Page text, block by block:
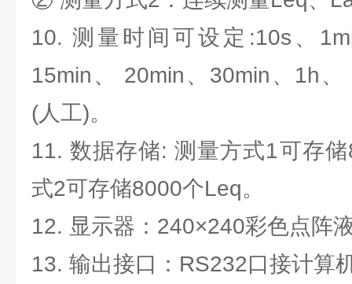
10. 测量时间可设定:10s、
15min、 20min、30min、1h
(人工)。
11. 数据存储: 测量方式1可存
式2可存储8000个Leq。
12. 显示器：240×240彩色点阵
13. 输出接口：RS232口接计算